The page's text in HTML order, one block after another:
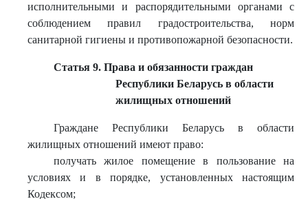
исполнительными и распорядительными органами с
соблюдением правил градостроительства, норм
санитарной гигиены и противопожарной безопасности.
Статья 9. Права и обязанности граждан
Республики Беларусь в области
жилищных отношений
Граждане Республики Беларусь в области
жилищных отношений имеют право:
получать жилое помещение в пользование на
условиях и в порядке, установленных настоящим
Кодексом;